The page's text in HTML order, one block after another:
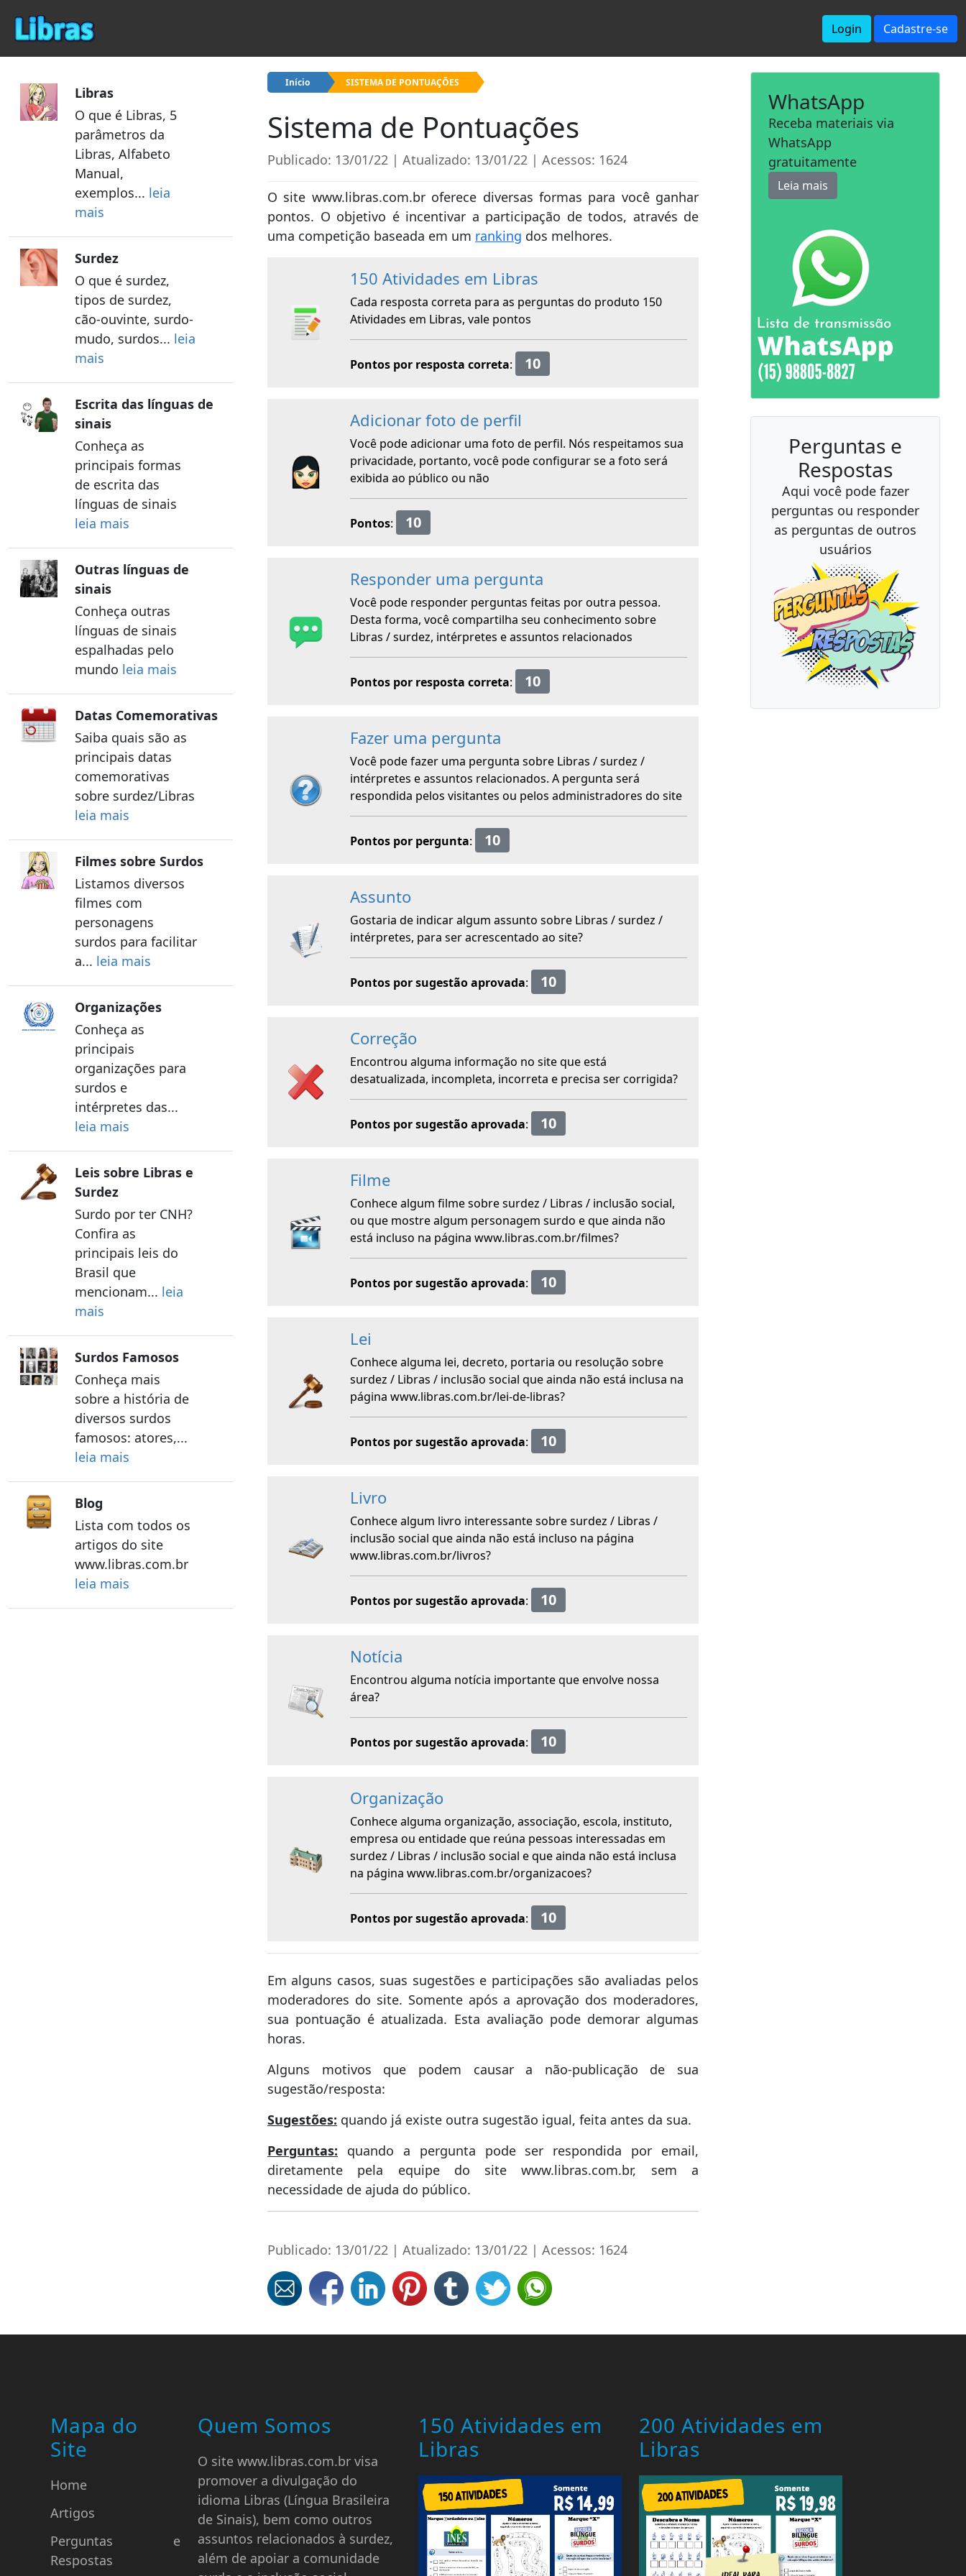
Login Cadastre-se
Libras
O que é Libras, 5
parâmetros da
Libras, Alfabeto
Manual,
exemplos... leia
mais
Surdez
O que é surdez,
tipos de surdez,
cão-ouvinte, surdo-
mudo, surdos... leia
mais
Escrita das línguas de
sinais
Conheça as
principais formas
de escrita das
línguas de sinais
leia mais
Outras línguas de
sinais
Conheça outras
línguas de sinais
espalhadas pelo
mundo leia mais
Datas Comemorativas
Saiba quais são as
principais datas
comemorativas
sobre surdez/Libras
leia mais
Filmes sobre Surdos
Listamos diversos
filmes com
personagens
surdos para facilitar
a... leia mais
Organizações
Conheça as
principais
organizações para
surdos e
intérpretes das...
leia mais
Leis sobre Libras e
Surdez
Surdo por ter CNH?
Confira as
principais leis do
Brasil que
mencionam... leia
mais
Surdos Famosos
Conheça mais
sobre a história de
diversos surdos
famosos: atores,...
leia mais
Blog
Lista com todos os
artigos do site
www.libras.com.br
leia mais
Início SISTEMA DE PONTUAÇÕES
Sistema de Pontuações
Publicado: 13/01/22 | Atualizado: 13/01/22 | Acessos: 1624
O site www.libras.com.br oferece diversas formas para você ganhar
pontos. O objetivo é incentivar a participação de todos, através de
uma competição baseada em um ranking dos melhores.
150 Atividades em Libras
Cada resposta correta para as perguntas do produto 150
Atividades em Libras, vale pontos
Pontos por resposta correta: 10
Adicionar foto de perfil
Você pode adicionar uma foto de perfil. Nós respeitamos sua
privacidade, portanto, você pode configurar se a foto será
exibida ao público ou não
Pontos: 10
Responder uma pergunta
Você pode responder perguntas feitas por outra pessoa.
Desta forma, você compartilha seu conhecimento sobre
Libras / surdez, intérpretes e assuntos relacionados
Pontos por resposta correta: 10
Fazer uma pergunta
Você pode fazer uma pergunta sobre Libras / surdez /
intérpretes e assuntos relacionados. A pergunta será
respondida pelos visitantes ou pelos administradores do site
Pontos por pergunta: 10
Assunto
Gostaria de indicar algum assunto sobre Libras / surdez /
intérpretes, para ser acrescentado ao site?
Pontos por sugestão aprovada: 10
Correção
Encontrou alguma informação no site que está
desatualizada, incompleta, incorreta e precisa ser corrigida?
Pontos por sugestão aprovada: 10
Filme
Conhece algum filme sobre surdez / Libras / inclusão social,
ou que mostre algum personagem surdo e que ainda não
está incluso na página www.libras.com.br/filmes?
Pontos por sugestão aprovada: 10
Lei
Conhece alguma lei, decreto, portaria ou resolução sobre
surdez / Libras / inclusão social que ainda não está inclusa na
página www.libras.com.br/lei-de-libras?
Pontos por sugestão aprovada: 10
Livro
Conhece algum livro interessante sobre surdez / Libras /
inclusão social que ainda não está incluso na página
www.libras.com.br/livros?
Pontos por sugestão aprovada: 10
Notícia
Encontrou alguma notícia importante que envolve nossa
área?
Pontos por sugestão aprovada: 10
Organização
Conhece alguma organização, associação, escola, instituto,
empresa ou entidade que reúna pessoas interessadas em
surdez / Libras / inclusão social e que ainda não está inclusa
na página www.libras.com.br/organizacoes?
Pontos por sugestão aprovada: 10
Em alguns casos, suas sugestões e participações são avaliadas pelos
moderadores do site. Somente após a aprovação dos moderadores,
sua pontuação é atualizada. Esta avaliação pode demorar algumas
horas.
Alguns motivos que podem causar a não-publicação de sua
sugestão/resposta:
Sugestões: quando já existe outra sugestão igual, feita antes da sua.
Perguntas: quando a pergunta pode ser respondida por email,
diretamente pela equipe do site www.libras.com.br, sem a
necessidade de ajuda do público.
Publicado: 13/01/22 | Atualizado: 13/01/22 | Acessos: 1624
WhatsApp
Receba materiais via
WhatsApp
gratuitamente
Leia mais
Perguntas e
Respostas
Aqui você pode fazer
perguntas ou responder
as perguntas de outros
usuários
Mapa do
Site
Home
Artigos
Perguntas e
Respostas
Quem Somos
O site www.libras.com.br visa
promover a divulgação do
idioma Libras (Língua Brasileira
de Sinais), bem como outros
assuntos relacionados à surdez,
além de apoiar a comunidade
150 Atividades em
Libras
200 Atividades em
Libras